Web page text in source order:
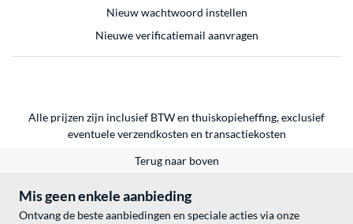
Nieuw wachtwoord instellen
Nieuwe verificatiemail aanvragen
Alle prijzen zijn inclusief BTW en thuiskopieheffing, exclusief
eventueleverzendkosten en transactiekosten
Terug naar boven
Mis geen enkele aanbieding
Ontvang de beste aanbiedingen en speciale acties via onze